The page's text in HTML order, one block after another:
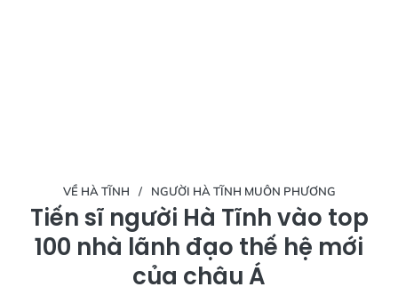
VỀ HÀ TĨNH NGƯỜI HÀ TĨNH MUÔN PHƯƠNG
Tiến sĩ người Hà Tĩnh vào top
100 nhà lãnh đạo thế hệ mới
của châu Á